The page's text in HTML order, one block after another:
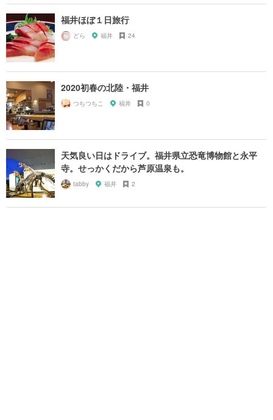
福井ほぼ１日旅行
どら 福井 24
2020初春の北陸・福井
つちつちこ 福井 0
天気良い日はドライブ。福井県立恐竜博物館と永平
寺。せっかくだから芦原温泉も。
tabby 福井 2